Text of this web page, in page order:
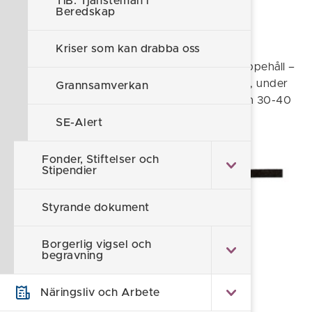
Beredskap
Kriser som kan drabba oss
Grannsamverkan
SE-Alert
Fonder, Stiftelser och
Stipendier
Styrande dokument
Borgerlig vigsel och
begravning
Näringsliv och Arbete
Viktigt meddelande ljuder i 7 sek – 14 sek uppehåll –
7 sek signal – 14 sek uppehåll - och så vidare, under
minst två minuter. När faran är över ljuder en 30-40
sekunder lång signal.
Vad är det Hesa Fredrik varnar för?